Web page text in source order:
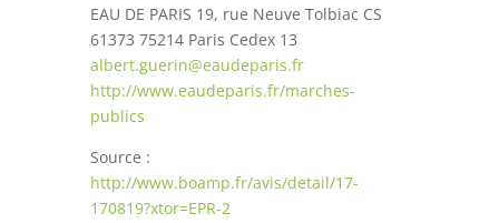
EAU DE PARIS 19, rue Neuve Tolbiac CS
61373 75214 Paris Cedex 13
albert.guerin@eaudeparis.fr
http://www.eaudeparis.fr/marches-
publics
Source :
http://www.boamp.fr/avis/detail/17-
170819?xtor=EPR-2